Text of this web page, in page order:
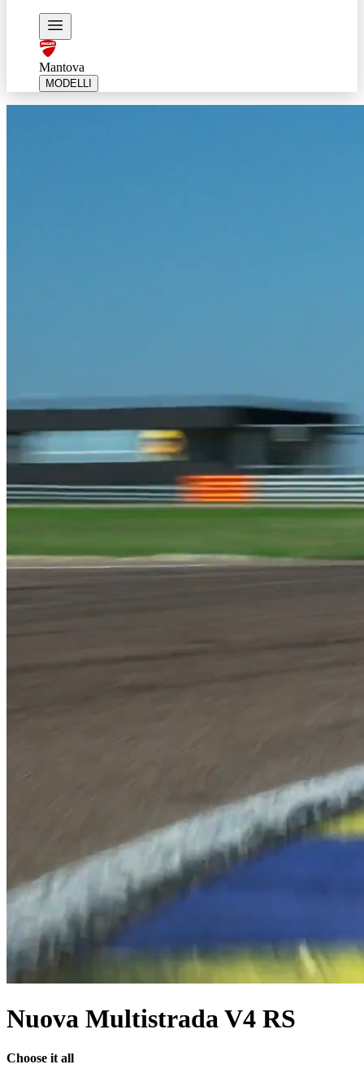
Mantova
MODELLI
Nuova Multistrada V4 RS
Choose it all